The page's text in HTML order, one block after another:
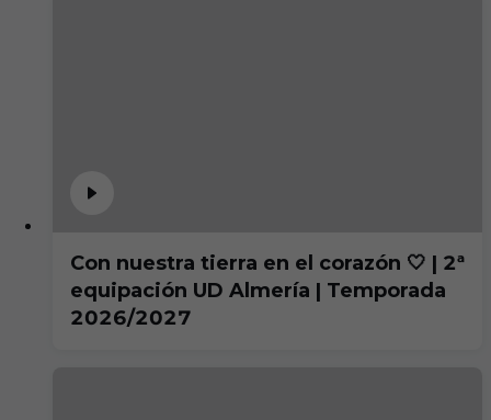
Con nuestra tierra en el corazón 🤍 | 2ª
equipación UD Almería | Temporada
2026/2027